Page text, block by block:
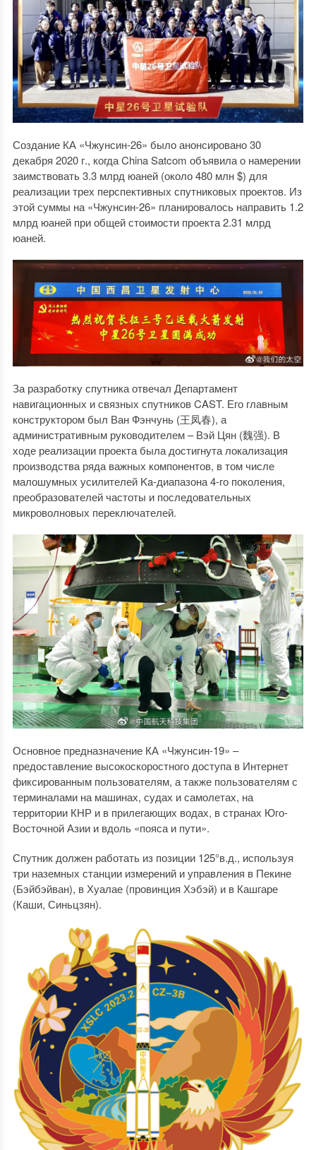
Создание КА «Чжунсин-26» было анонсировано 30
декабря 2020 г., когда China Satcom объявила о намерении
заимствовать 3.3 млрд юаней (около 480 млн $) для
реализации трех перспективных спутниковых проектов. Из
этой суммы на «Чжунсин-26» планировалось направить 1.2
млрд юаней при общей стоимости проекта 2.31 млрд
юаней.
За разработку спутника отвечал Департамент
навигационных и связных спутников CAST. Его главным
конструктором был Ван Фэнчунь (王凤春), а
административным руководителем – Вэй Цян (魏强). В
ходе реализации проекта была достигнута локализация
производства ряда важных компонентов, в том числе
малошумных усилителей Ka-диапазона 4-го поколения,
преобразователей частоты и последовательных
микроволновых переключателей.
Основное предназначение КА «Чжунсин-19» –
предоставление высокоскоростного доступа в Интернет
фиксированным пользователям, а также пользователям с
терминалами на машинах, судах и самолетах, на
территории КНР и в прилегающих водах, в странах Юго-
Восточной Азии и вдоль «пояса и пути».
Спутник должен работать из позиции 125°в.д., используя
три наземных станции измерений и управления в Пекине
(Бэйбэйван), в Хуалае (провинция Хэбэй) и в Кашгаре
(Каши, Синьцзян).